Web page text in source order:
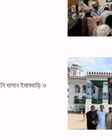
দালান ইমামবাড়ি ও